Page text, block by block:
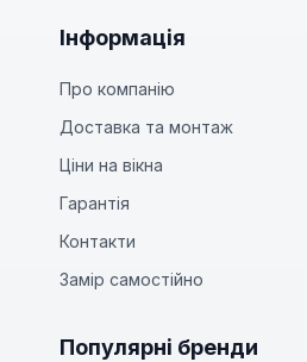
Інформація
Про компанію
Доставка та монтаж
Ціни на вікна
Гарантія
Контакти
Замір самостійно
Популярні бренди